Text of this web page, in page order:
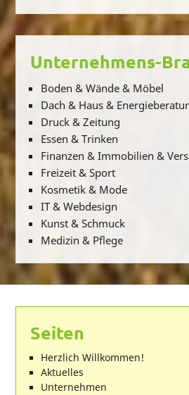
Unternehmens-
Boden & Wände & Möbel
Dach & Haus &
Druck & Zeitung
Essen & Trinken
Finanzen & Immobilien &
Freizeit & Sport
Kosmetik & Mode
IT & Webdesign
Kunst & Schmuck
Medizin & Pflege
Seiten
Herzlich Willkommen!
Aktuelles
Unternehmen